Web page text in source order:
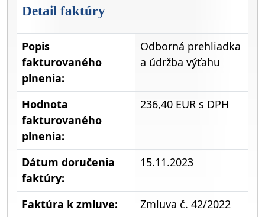
Detail faktúry
Popis
fakturovaného
plnenia:
Odborná prehliadka
a údržba výťahu
Hodnota
fakturovaného
plnenia:
236,40 EUR s DPH
Dátum doručenia
faktúry:
15.11.2023
Faktúra k zmluve:
Zmluva č. 42/2022